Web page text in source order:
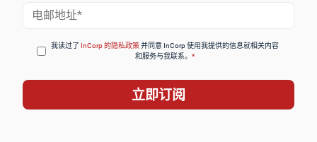
邮
件
*
我读过了InCorp 的隐私政策并同意 InCorp 使用我提供的信息就相关内容
和服务与我联系。*